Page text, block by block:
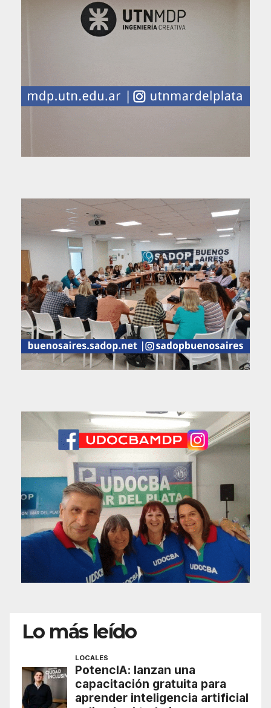
Lo más leído